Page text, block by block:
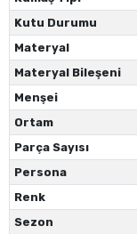
Kutu Durumu
Materyal
Materyal Bileşeni
Menşei
Ortam
Parça Sayısı
Persona
Renk
Sezon